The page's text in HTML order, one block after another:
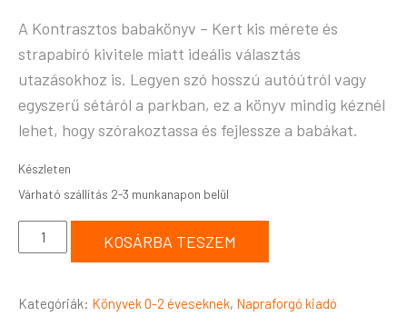
A Kontrasztos babakönyv – Kert kis mérete és
strapabíró kivitele miatt ideális választás
utazásokhoz is. Legyen szó hosszú autóútról vagy
egyszerű sétáról a parkban, ez a könyv mindig kéznél
lehet, hogy szórakoztassa és fejlessze a babákat.
Készleten
KOSÁRBA TESZEM
Kategóriák: Könyvek 0-2 éveseknek, Napraforgó kiadó